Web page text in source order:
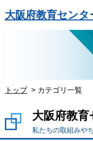
大阪府教育センタ
トップ カテゴリ一覧
大阪府教
私たちの取組みや